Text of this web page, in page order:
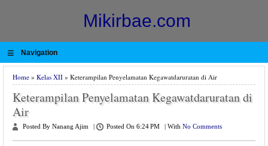
Mikirbae.com
≡ Navigation
Home » Kelas XII » Keterampilan Penyelamatan Kegawatdaruratan di Air
Keterampilan Penyelamatan Kegawatdaruratan di
Air
Posted By Nanang Ajim Posted On 6:24 PM With No Comments